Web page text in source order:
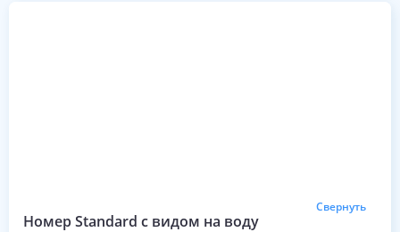
Номер Standard с видом на воду
Свернуть